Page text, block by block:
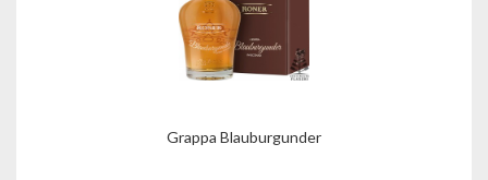
Grappa Blauburgunder